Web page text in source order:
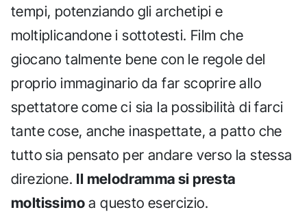
tempi, potenziando gli archetipi e
moltiplicandone i sottotesti. Film che
giocano talmente bene con le regole del
proprio immaginario da far scoprire allo
spettatore come ci sia la possibilità di farci
tante cose, anche inaspettate, a patto che
tutto sia pensato per andare verso la stessa
direzione. Il melodramma si presta
moltissimo a questo esercizio.